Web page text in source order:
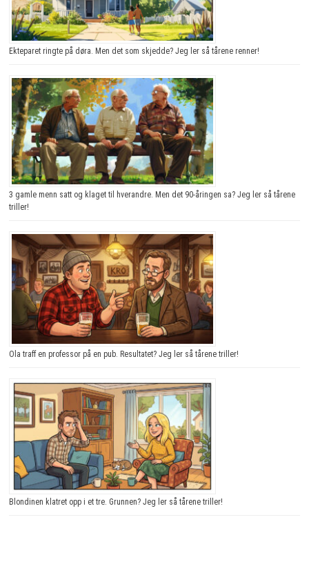
Ekteparet ringte på døra. Men det som skjedde? Jeg ler så tårene renner!
3 gamle menn satt og klaget til hverandre. Men det 90-åringen sa? Jeg ler så tårene
triller!
Ola traff en professor på en pub. Resultatet? Jeg ler så tårene triller!
Blondinen klatret opp i et tre. Grunnen? Jeg ler så tårene triller!